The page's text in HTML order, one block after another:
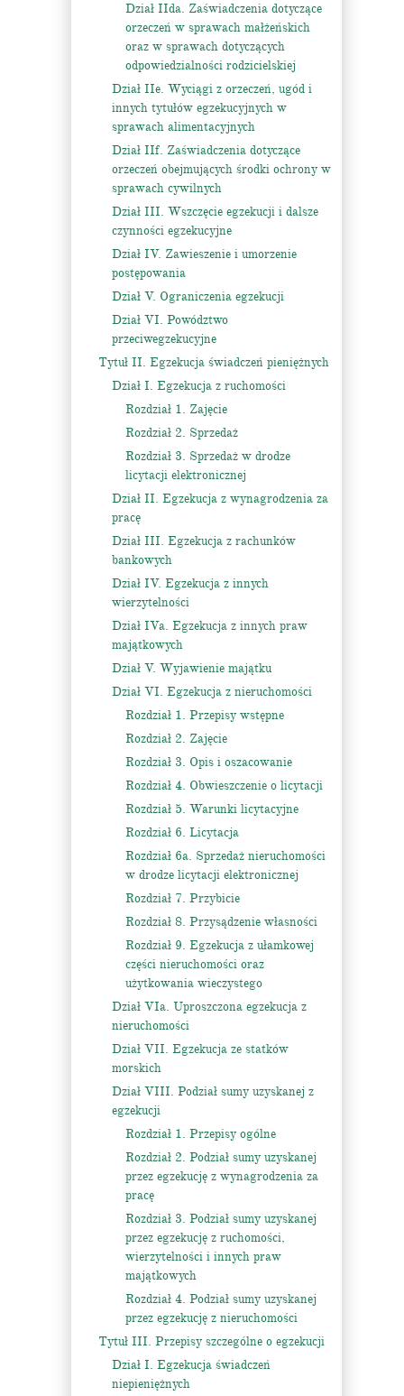
Dział IIda. Zaświadczenia dotyczące
orzeczeń w sprawach małżeńskich
oraz w sprawach dotyczących
odpowiedzialności rodzicielskiej
Dział IIe. Wyciągi z orzeczeń, ugód i
innych tytułów egzekucyjnych w
sprawach alimentacyjnych
Dział IIf. Zaświadczenia dotyczące
orzeczeń obejmujących środki ochrony w
sprawach cywilnych
Dział III. Wszczęcie egzekucji i dalsze
czynności egzekucyjne
Dział IV. Zawieszenie i umorzenie
postępowania
Dział V. Ograniczenia egzekucji
Dział VI. Powództwo
przeciwegzekucyjne
Tytuł II. Egzekucja świadczeń pieniężnych
Dział I. Egzekucja z ruchomości
Rozdział 1. Zajęcie
Rozdział 2. Sprzedaż
Rozdział 3. Sprzedaż w drodze
licytacji elektronicznej
Dział II. Egzekucja z wynagrodzenia za
pracę
Dział III. Egzekucja z rachunków
bankowych
Dział IV. Egzekucja z innych
wierzytelności
Dział IVa. Egzekucja z innych praw
majątkowych
Dział V. Wyjawienie majątku
Dział VI. Egzekucja z nieruchomości
Rozdział 1. Przepisy wstępne
Rozdział 2. Zajęcie
Rozdział 3. Opis i oszacowanie
Rozdział 4. Obwieszczenie o licytacji
Rozdział 5. Warunki licytacyjne
Rozdział 6. Licytacja
Rozdział 6a. Sprzedaż nieruchomości
w drodze licytacji elektronicznej
Rozdział 7. Przybicie
Rozdział 8. Przysądzenie własności
Rozdział 9. Egzekucja z ułamkowej
części nieruchomości oraz
użytkowania wieczystego
Dział VIa. Uproszczona egzekucja z
nieruchomości
Dział VII. Egzekucja ze statków
morskich
Dział VIII. Podział sumy uzyskanej z
egzekucji
Rozdział 1. Przepisy ogólne
Rozdział 2. Podział sumy uzyskanej
przez egzekucję z wynagrodzenia za
pracę
Rozdział 3. Podział sumy uzyskanej
przez egzekucję z ruchomości,
wierzytelności i innych praw
majątkowych
Rozdział 4. Podział sumy uzyskanej
przez egzekucję z nieruchomości
Tytuł III. Przepisy szczególne o egzekucji
Dział I. Egzekucja świadczeń
niepieniężnych